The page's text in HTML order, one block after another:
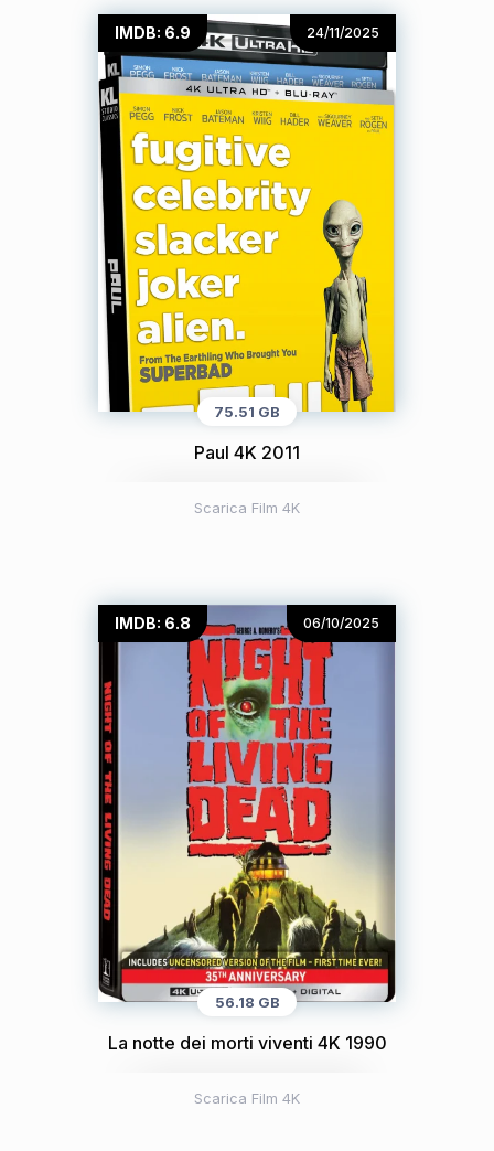
IMDB: 6.9 24/11/2025
75.51 GB
Paul 4K 2011
Scarica Film 4K
IMDB: 6.8 06/10/2025
56.18 GB
La notte dei morti viventi 4K 1990
Scarica Film 4K